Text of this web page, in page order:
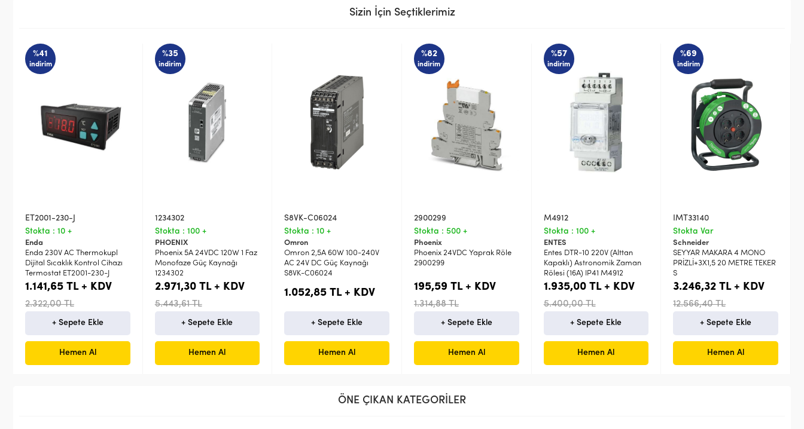
Sizin İçin Seçtiklerimiz
%41
indirim
ET2001-230-J
Stokta : 10 +
Enda
Enda 230V AC Thermokupl
Dijital Sıcaklık Kontrol Cihazı
Termostat ET2001-230-J
1.141,65 TL + KDV
2.322,00 TL
+ Sepete Ekle
Hemen Al
%35
indirim
1234302
Stokta : 100 +
PHOENIX
Phoenix 5A 24VDC 120W 1 Faz
Monofaze Güç Kaynağı
1234302
2.971,30 TL + KDV
5.443,61 TL
+ Sepete Ekle
Hemen Al
S8VK-C06024
Stokta : 10 +
Omron
Omron 2,5A 60W 100-240V
AC 24V DC Güç Kaynağı
S8VK-C06024
1.052,85 TL + KDV
+ Sepete Ekle
Hemen Al
%82
indirim
2900299
Stokta : 500 +
Phoenix
Phoenix 24VDC Yaprak Röle
2900299
195,59 TL + KDV
1.314,88 TL
+ Sepete Ekle
Hemen Al
%57
indirim
M4912
Stokta : 100 +
ENTES
Entes DTR-10 220V (Alttan
Kapaklı) Astronomik Zaman
Rölesi (16A) IP41 M4912
1.935,00 TL + KDV
5.400,00 TL
+ Sepete Ekle
Hemen Al
%69
indirim
IMT33140
Stokta Var
Schneider
SEYYAR MAKARA 4 MONO
PRİZLİ+3X1,5 20 METRE TEKER
S
3.246,32 TL + KDV
12.566,40 TL
+ Sepete Ekle
Hemen Al
ÖNE ÇIKAN KATEGORİLER